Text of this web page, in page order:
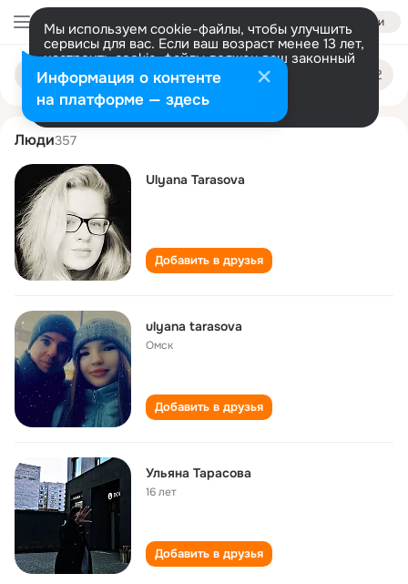
Войти
Мы используем cookie-файлы, чтобы улучшить
сервисы для вас. Если ваш возраст менее 13 лет,
настроить cookie-файлы должен ваш законный
представитель. Больше информации
Разрешить все Настроить
Поиск
людям
ulyana tarasova
Люди357
Ulyana Tarasova
Добавить в друзья
ulyana tarasova
Омск
Добавить в друзья
Ульяна Тарасова
16 лет
Добавить в друзья
Информация о контенте
на платформе — здесь